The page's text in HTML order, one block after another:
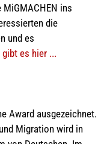
ins
die
und es
es hier ...
Award ausgezeichnet.
Migration wird in